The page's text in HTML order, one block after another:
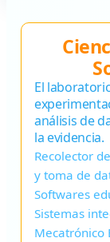
El
análisis de
la evidencia.
Recolector
y toma de
Softwares
Sistemas
Mecatrónico